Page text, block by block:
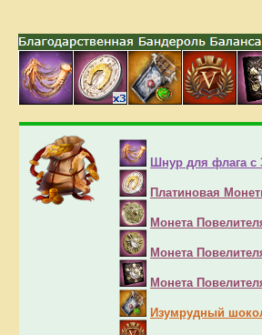
Шнур для флага с
Платиновая
Монета
Монета
Монета
Изумрудный